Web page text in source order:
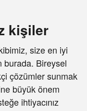
kişiler
size en iyi
burada. Bireysel
çözümler sunmak
büyük önem
ihtiyacınız